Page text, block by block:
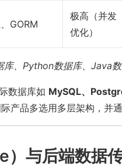
GORM
极高（并发
优化）
、Python数据库、Java
数据库如 MySQL、
产品多选用多层架构，并
）与后端数据